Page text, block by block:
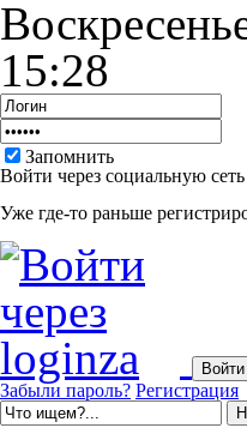
15:28
Запомнить
Войти через социальную
Уже где-то раньше
Забыли пароль? Регистрация